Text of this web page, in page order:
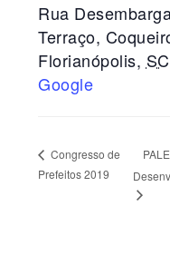
Rua
Terraço,
Florianópolis, SC
Google
Congresso de
Prefeitos 2019